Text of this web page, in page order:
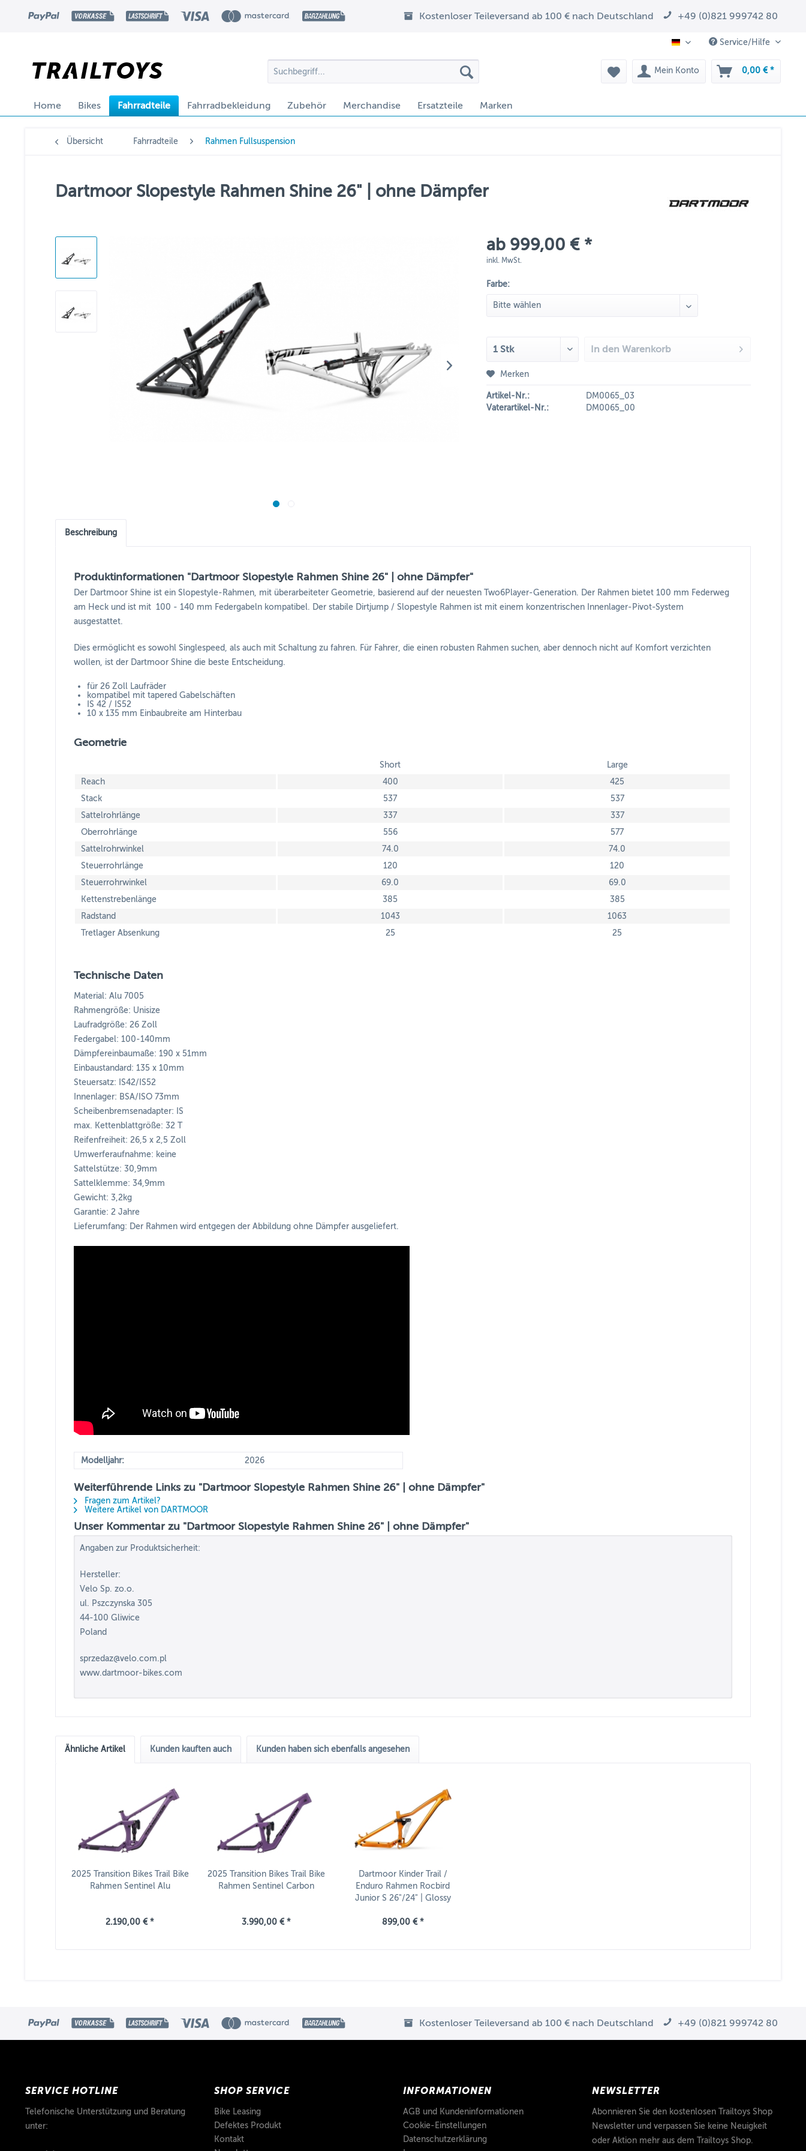
Kostenloser Teileversand ab 100 € nach Deutschland +49 (0)821 999742 80
DE Service/Hilfe
Mein Konto 0,00 € *
Home Bikes Fahrradteile Fahrradbekleidung Zubehör Merchandise Ersatzteile Marken
Übersicht Fahrradteile Rahmen Fullsuspension
Dartmoor Slopestyle Rahmen Shine 26" | ohne Dämpfer
ab 999,00 € *
inkl. MwSt.
Farbe:
In den Warenkorb
Merken
Artikel-Nr.:
DM0065_03
Vaterartikel-Nr.:
DM0065_00
Beschreibung
Produktinformationen "Dartmoor Slopestyle Rahmen Shine 26" | ohne Dämpfer"
Der Dartmoor Shine ist ein Slopestyle-Rahmen, mit überarbeiteter Geometrie, basierend auf der neuesten Two6Player-Generation. Der Rahmen bietet 100 mm Federweg
am Heck und ist mit 100 - 140 mm Federgabeln kompatibel. Der stabile Dirtjump / Slopestyle Rahmen ist mit einem konzentrischen Innenlager-Pivot-System
ausgestattet.
Dies ermöglicht es sowohl Singlespeed, als auch mit Schaltung zu fahren. Für Fahrer, die einen robusten Rahmen suchen, aber dennoch nicht auf Komfort verzichten
wollen, ist der Dartmoor Shine die beste Entscheidung.
für 26 Zoll Laufräder
kompatibel mit tapered Gabelschäften
IS 42 / IS52
10 x 135 mm Einbaubreite am Hinterbau
Geometrie
Short
Large
Reach
400
425
Stack
537
537
Sattelrohrlänge
337
337
Oberrohrlänge
556
577
Sattelrohrwinkel
74.0
74.0
Steuerrohrlänge
120
120
Steuerrohrwinkel
69.0
69.0
Kettenstrebenlänge
385
385
Radstand
1043
1063
Tretlager Absenkung
25 25
Technische Daten
Material: Alu 7005
Rahmengröße: Unisize
Laufradgröße: 26 Zoll
Federgabel: 100-140mm
Dämpfereinbaumaße: 190 x 51mm
Einbaustandard: 135 x 10mm
Steuersatz: IS42/IS52
Innenlager: BSA/ISO 73mm
Scheibenbremsenadapter: IS
max. Kettenblattgröße: 32 T
Reifenfreiheit: 26,5 x 2,5 Zoll
Umwerferaufnahme: keine
Sattelstütze: 30,9mm
Sattelklemme: 34,9mm
Gewicht: 3,2kg
Garantie: 2 Jahre
Lieferumfang: Der Rahmen wird entgegen der Abbildung ohne Dämpfer ausgeliefert.
Modelljahr: 2026
Weiterführende Links zu "Dartmoor Slopestyle Rahmen Shine 26" | ohne Dämpfer"
Fragen zum Artikel?
Weitere Artikel von DARTMOOR
Unser Kommentar zu "Dartmoor Slopestyle Rahmen Shine 26" | ohne Dämpfer"
Angaben zur Produktsicherheit:
Hersteller:
Velo Sp. zo.o.
ul. Pszczynska 305
44-100 Gliwice
Poland
sprzedaz@velo.com.pl
www.dartmoor-bikes.com
Ähnliche Artikel Kunden kauften auch Kunden haben sich ebenfalls angesehen
2025 Transition Bikes Trail Bike
Rahmen Sentinel Alu
2.190,00 € *
2025 Transition Bikes Trail Bike
Rahmen Sentinel Carbon
3.990,00 € *
Dartmoor Kinder Trail /
Enduro Rahmen Rocbird
Junior S 26"/24" | Glossy
899,00 € *
Kostenloser Teileversand ab 100 € nach Deutschland +49 (0)821 999742 80
SERVICE HOTLINE
Telefonische Unterstützung und Beratung
unter:
SHOP SERVICE
Bike Leasing
Defektes Produkt
Kontakt
INFORMATIONEN
AGB und Kundeninformationen
Cookie-Einstellungen
Datenschutzerklärung
NEWSLETTER
Abonnieren Sie den kostenlosen Trailtoys Shop
Newsletter und verpassen Sie keine Neuigkeit
oder Aktion mehr aus dem Trailtoys Shop.